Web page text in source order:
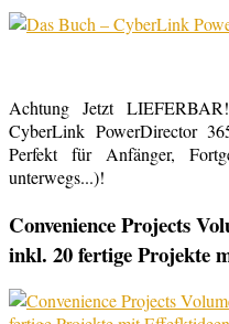
Achtung Jetzt
CyberLink PowerDirector
Perfekt für Anfänger,
unterwegs...)!
Convenience Projects
inkl. 20 fertige Projekte